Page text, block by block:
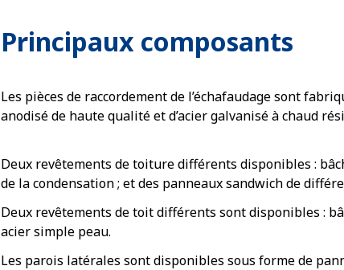
Principaux composants
Les pièces de raccordement de l’échafaudage sont
anodisé de haute qualité et d’acier galvanisé à chaud
Deux revêtements de toiture différents disponibles :
de la condensation ; et des panneaux sandwich de
Deux revêtements de toit différents sont disponibles :
acier simple peau.
Les parois latérales sont disponibles sous forme de